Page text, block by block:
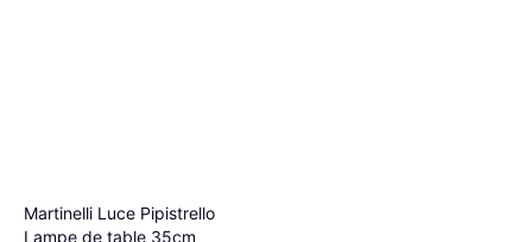
Martinelli Luce Pipistrello
Lampe de table 35cm